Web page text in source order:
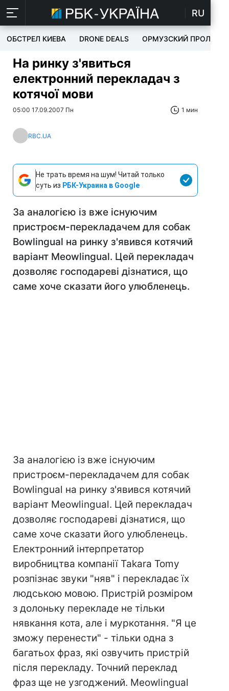
RU
ОБСТРЕЛ КИЕВА DRONE DEALS ОРМУЗСКИЙ ПРОЛИВ
На ринку з'явиться
електронний перекладач з
котячої мови
05:00 17.09.2007 Пн 1 мин
RBC.UA
Не трать время на шум! Читай только
суть из РБК-Украина в Google
За аналогією із вже існуючим
пристроєм-перекладачем для собак
Bowlingual на ринку з'явився котячий
варіант Meowlingual. Цей перекладач
дозволяє господареві дізнатися, що
саме хоче сказати його улюбленець.
За аналогією із вже існуючим
пристроєм-перекладачем для собак
Bowlingual на ринку з'явився котячий
варіант Meowlingual. Цей перекладач
дозволяє господареві дізнатися, що
саме хоче сказати його улюбленець.
Електронний інтерпретатор
виробництва компанії Takara Tomy
розпізнає звуки "няв" і перекладає їх
людською мовою. Пристрій розміром
з долоньку перекладе не тільки
нявкання кота, але і муркотання. "Я це
зможу перенести" - тільки одна з
багатьох фраз, які озвучить пристрій
після перекладу. Точний переклад
фраз ще не узгоджений. Meowlingual